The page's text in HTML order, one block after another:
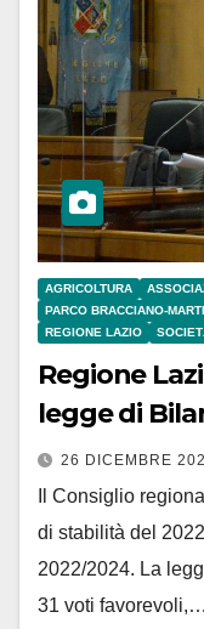
AGRICOLTURA
PARCO BRACCIANO-
REGIONE LAZIO
Regione
legge di
26 DICEMBRE
Il Consiglio
di stabilità del
2022/2024. La
31 voti favorevoli,…